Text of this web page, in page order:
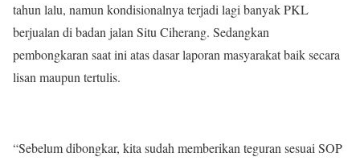
tahun lalu, namun kondisionalnya terjadi lagi banyak PKL
berjualan di badan jalan Situ Ciherang. Sedangkan
pembongkaran saat ini atas dasar laporan masyarakat baik secara
lisan maupun tertulis.
“Sebelum dibongkar, kita sudah memberikan teguran sesuai SOP